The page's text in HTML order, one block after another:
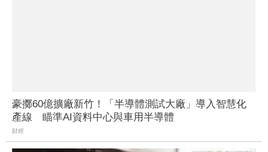
豪擲60億擴廠新竹！「半導體測試大廠」導入智慧化
產線 瞄準AI資料中心與車用半導體
財經